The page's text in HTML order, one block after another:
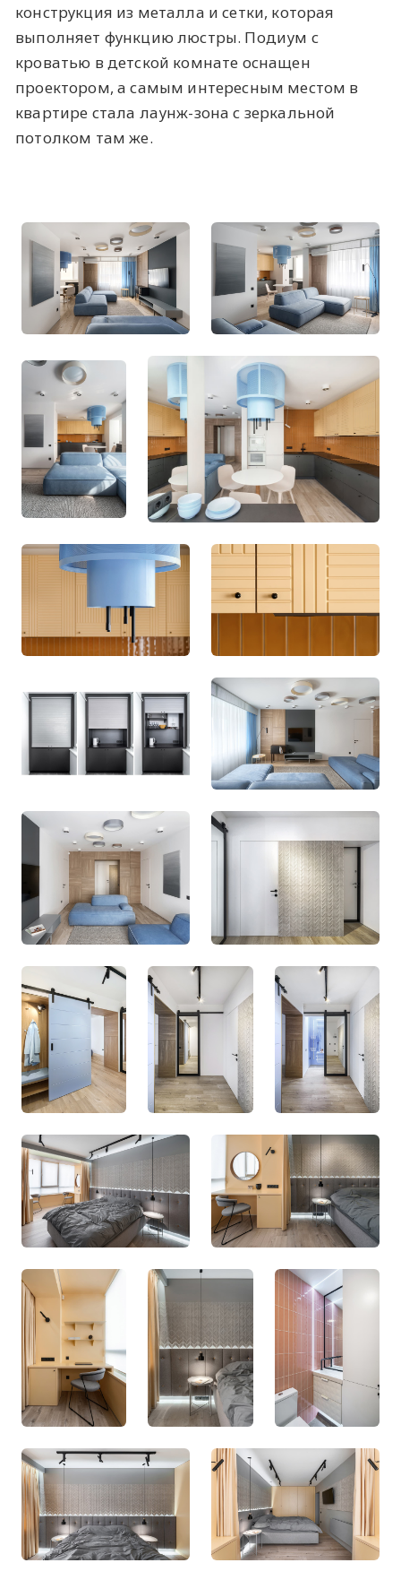
конструкция из металла и сетки, которая
выполняет функцию люстры. Подиум с
кроватью в детской комнате оснащен
проектором, а самым интересным местом в
квартире стала лаунж-зона с зеркальной
потолком там же.